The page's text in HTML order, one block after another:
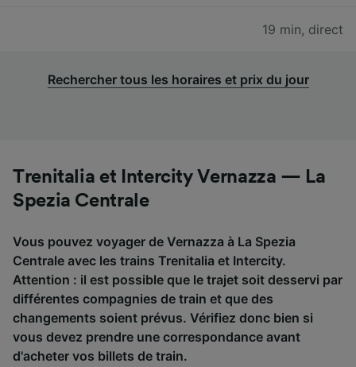
19 min, direct
Rechercher tous les horaires et prix du jour
Trenitalia et Intercity Vernazza — La
Spezia Centrale
Vous pouvez voyager de Vernazza à La Spezia
Centrale avec les trains Trenitalia et Intercity.
Attention : il est possible que le trajet soit desservi par
différentes compagnies de train et que des
changements soient prévus. Vérifiez donc bien si
vous devez prendre une correspondance avant
d'acheter vos billets de train.